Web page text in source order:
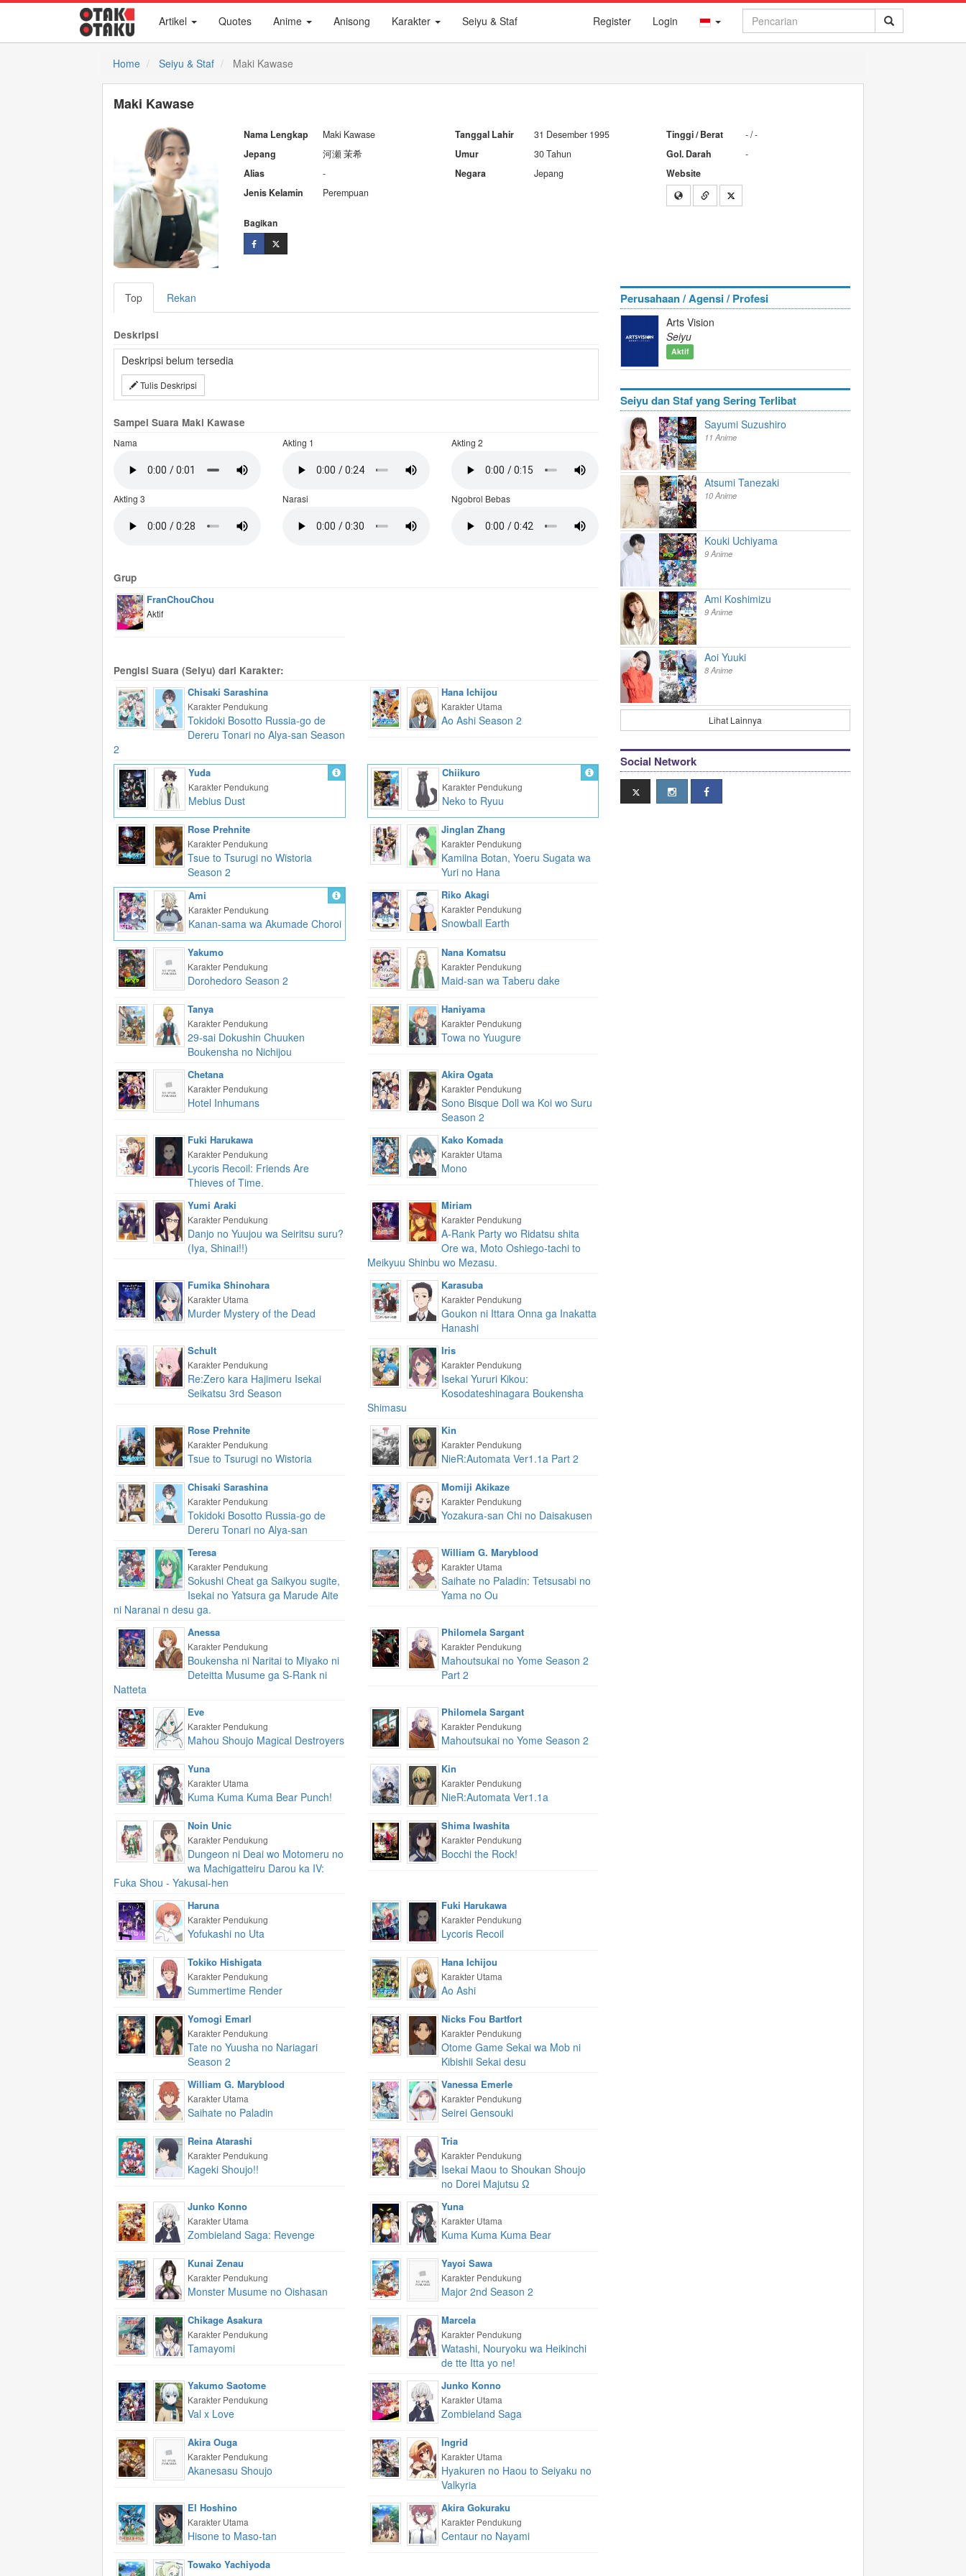
Register Login
Artikel Quotes Anime Anisong Karakter Seiyu & Staf
Home Seiyu & Staf Maki Kawase
Maki Kawase
Nama Lengkap
Maki Kawase
Jepang
河瀬 茉希
Alias
-
Jenis Kelamin
Perempuan
Tanggal Lahir
31 Desember 1995
Umur
30 Tahun
Negara
Jepang
Tinggi / Berat
- / -
Gol. Darah
-
Website
Bagikan
Top Rekan
Deskripsi
Deskripsi belum tersedia
Tulis Deskripsi
Sampel Suara Maki Kawase
Nama Akting 1 Akting 2
Akting 3 Narasi Ngobrol Bebas
Grup
FranChouChou
Aktif
Pengisi Suara (Seiyu) dari Karakter:
Chisaki Sarashina
Karakter Pendukung
Tokidoki Bosotto Russia-go de
Dereru Tonari no Alya-san Season
2
Hana Ichijou
Karakter Utama
Ao Ashi Season 2
Yuda
Karakter Pendukung
Mebius Dust
Chiikuro
Karakter Pendukung
Neko to Ryuu
Rose Prehnite
Karakter Pendukung
Tsue to Tsurugi no Wistoria
Season 2
Jinglan Zhang
Karakter Pendukung
Kamiina Botan, Yoeru Sugata wa
Yuri no Hana
Ami
Karakter Pendukung
Kanan-sama wa Akumade Choroi
Riko Akagi
Karakter Pendukung
Snowball Earth
Yakumo
Karakter Pendukung
Dorohedoro Season 2
Nana Komatsu
Karakter Pendukung
Maid-san wa Taberu dake
Tanya
Karakter Pendukung
29-sai Dokushin Chuuken
Boukensha no Nichijou
Haniyama
Karakter Pendukung
Towa no Yuugure
Chetana
Karakter Pendukung
Hotel Inhumans
Akira Ogata
Karakter Pendukung
Sono Bisque Doll wa Koi wo Suru
Season 2
Fuki Harukawa
Karakter Pendukung
Lycoris Recoil: Friends Are
Thieves of Time.
Kako Komada
Karakter Utama
Mono
Yumi Araki
Karakter Pendukung
Danjo no Yuujou wa Seiritsu suru?
(Iya, Shinai!!)
Miriam
Karakter Pendukung
A-Rank Party wo Ridatsu shita
Ore wa, Moto Oshiego-tachi to
Meikyuu Shinbu wo Mezasu.
Fumika Shinohara
Karakter Utama
Murder Mystery of the Dead
Karasuba
Karakter Pendukung
Goukon ni Ittara Onna ga Inakatta
Hanashi
Schult
Karakter Pendukung
Re:Zero kara Hajimeru Isekai
Seikatsu 3rd Season
Iris
Karakter Pendukung
Isekai Yururi Kikou:
Kosodateshinagara Boukensha
Shimasu
Rose Prehnite
Karakter Pendukung
Tsue to Tsurugi no Wistoria
Kin
Karakter Pendukung
NieR:Automata Ver1.1a Part 2
Chisaki Sarashina
Karakter Pendukung
Tokidoki Bosotto Russia-go de
Dereru Tonari no Alya-san
Momiji Akikaze
Karakter Pendukung
Yozakura-san Chi no Daisakusen
Teresa
Karakter Pendukung
Sokushi Cheat ga Saikyou sugite,
Isekai no Yatsura ga Marude Aite
ni Naranai n desu ga.
William G. Maryblood
Karakter Utama
Saihate no Paladin: Tetsusabi no
Yama no Ou
Anessa
Karakter Pendukung
Boukensha ni Naritai to Miyako ni
Deteitta Musume ga S-Rank ni
Natteta
Philomela Sargant
Karakter Pendukung
Mahoutsukai no Yome Season 2
Part 2
Eve
Karakter Pendukung
Mahou Shoujo Magical Destroyers
Philomela Sargant
Karakter Pendukung
Mahoutsukai no Yome Season 2
Yuna
Karakter Utama
Kuma Kuma Kuma Bear Punch!
Kin
Karakter Pendukung
NieR:Automata Ver1.1a
Noin Unic
Karakter Pendukung
Dungeon ni Deai wo Motomeru no
wa Machigatteiru Darou ka IV:
Fuka Shou - Yakusai-hen
Shima Iwashita
Karakter Pendukung
Bocchi the Rock!
Haruna
Karakter Pendukung
Yofukashi no Uta
Fuki Harukawa
Karakter Pendukung
Lycoris Recoil
Tokiko Hishigata
Karakter Pendukung
Summertime Render
Hana Ichijou
Karakter Utama
Ao Ashi
Yomogi Emarl
Karakter Pendukung
Tate no Yuusha no Nariagari
Season 2
Nicks Fou Bartfort
Karakter Pendukung
Otome Game Sekai wa Mob ni
Kibishii Sekai desu
William G. Maryblood
Karakter Utama
Saihate no Paladin
Vanessa Emerle
Karakter Pendukung
Seirei Gensouki
Reina Atarashi
Karakter Pendukung
Kageki Shoujo!!
Tria
Karakter Pendukung
Isekai Maou to Shoukan Shoujo
no Dorei Majutsu Ω
Junko Konno
Karakter Utama
Zombieland Saga: Revenge
Yuna
Karakter Utama
Kuma Kuma Kuma Bear
Kunai Zenau
Karakter Pendukung
Monster Musume no Oishasan
Yayoi Sawa
Karakter Pendukung
Major 2nd Season 2
Chikage Asakura
Karakter Pendukung
Tamayomi
Marcela
Karakter Pendukung
Watashi, Nouryoku wa Heikinchi
de tte Itta yo ne!
Yakumo Saotome
Karakter Pendukung
Val x Love
Junko Konno
Karakter Utama
Zombieland Saga
Akira Ouga
Karakter Pendukung
Akanesasu Shoujo
Ingrid
Karakter Utama
Hyakuren no Haou to Seiyaku no
Valkyria
El Hoshino
Karakter Utama
Hisone to Maso-tan
Akira Gokuraku
Karakter Pendukung
Centaur no Nayami
Towako Yachiyoda
Perusahaan / Agensi / Profesi
Arts Vision
Seiyu
Aktif
Seiyu dan Staf yang Sering Terlibat
Sayumi Suzushiro
11 Anime
Atsumi Tanezaki
10 Anime
Kouki Uchiyama
9 Anime
Ami Koshimizu
9 Anime
Aoi Yuuki
8 Anime
Lihat Lainnya
Social Network